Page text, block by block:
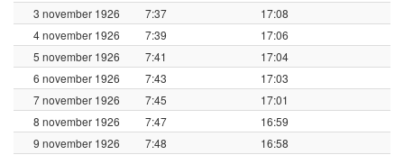
3 november 1926
7:37
17:08
4 november 1926
7:39
17:06
5 november 1926
7:41
17:04
6 november 1926
7:43
17:03
7 november 1926
7:45
17:01
8 november 1926
7:47
16:59
9 november 1926
7:48
16:58